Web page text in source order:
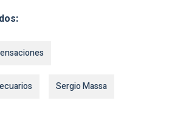
Sergio Massa